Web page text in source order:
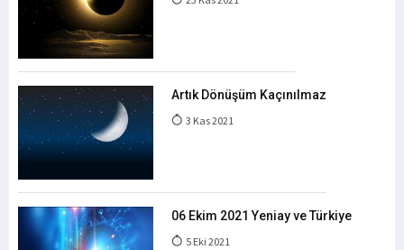
Artık Dönüşüm Kaçınılmaz
3 Kas 2021
06 Ekim 2021 Yeniay ve Türkiye
5 Eki 2021